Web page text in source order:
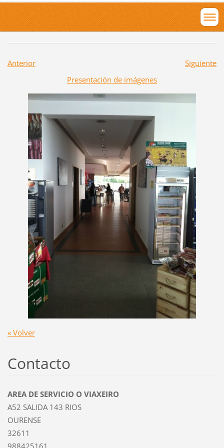
Anterior
Siguiente
Presentación de imágenes
« Volver
Contacto
AREA DE SERVICIO O VIAXEIRO
A52 SALIDA 143 RIOS
OURENSE
32611
988425161